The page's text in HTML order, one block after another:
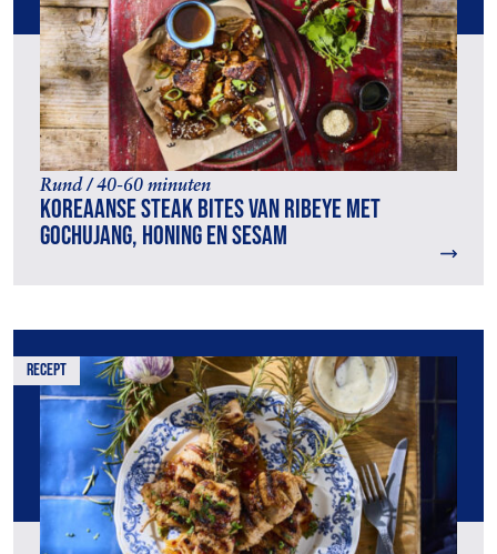
Rund / 40-60 minuten
Koreaanse steak bites van ribeye met
gochujang, honing en sesam
recept